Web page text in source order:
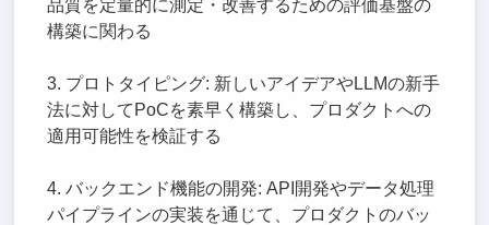
品質を定量的に測定・改善するための評価基盤の
構築に関わる
3. プロトタイピング: 新しいアイデアやLLMの新手
法に対してPoCを素早く構築し、プロダクトへの
適用可能性を検証する
4. バックエンド機能の開発: API開発やデータ処理
パイプラインの実装を通じて、プロダクトのバッ